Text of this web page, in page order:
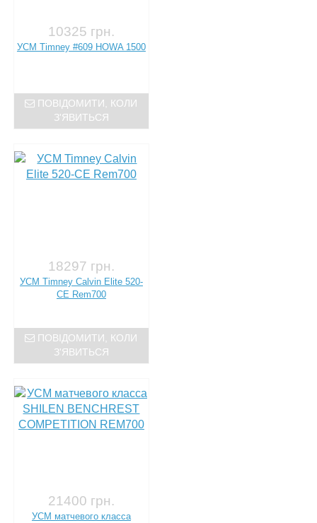
10325 грн.
УСМ Timney #609 HOWA 1500
ПОВІДОМИТИ, КОЛИ
З'ЯВИТЬСЯ
18297 грн.
УСМ Timney Calvin Elite 520-
CE Rem700
ПОВІДОМИТИ, КОЛИ
З'ЯВИТЬСЯ
21400 грн.
УСМ матчевого класса